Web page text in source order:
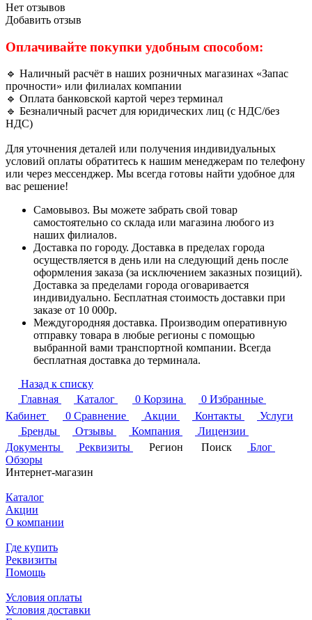
Нет отзывов
Добавить отзыв
Оплачивайте покупки удобным способом:
🔹 Наличный расчёт в наших розничных магазинах «Запас
прочности» или филиалах компании
🔹 Оплата банковской картой через терминал
🔹 Безналичный расчет для юридических лиц (с НДС/без
НДС)
Для уточнения деталей или получения индивидуальных
условий оплаты обратитесь к нашим менеджерам по телефону
или через мессенджер. Мы всегда готовы найти удобное для
вас решение!
Самовывоз. Вы можете забрать свой товар
самостоятельно со склада или магазина любого из
наших филиалов.
Доставка по городу. Доставка в пределах города
осуществляется в день или на следующий день после
оформления заказа (за исключением заказных позиций).
Доставка за пределами города оговаривается
индивидуально. Бесплатная стоимость доставки при
заказе от 10 000р.
Междугородняя доставка. Производим оперативную
отправку товара в любые регионы с помощью
выбранной вами транспортной компании. Всегда
бесплатная доставка до терминала.
Назад к списку
Главная
Каталог 0 Корзина 0 Избранные
Кабинет
0 Сравнение Акции Контакты
Услуги
Бренды
Отзывы Компания
Лицензии
Документы
Реквизиты Регион Поиск
Блог
Обзоры
Интернет-магазин
Каталог
Акции
О компании
Где купить
Реквизиты
Помощь
Условия оплаты
Условия доставки